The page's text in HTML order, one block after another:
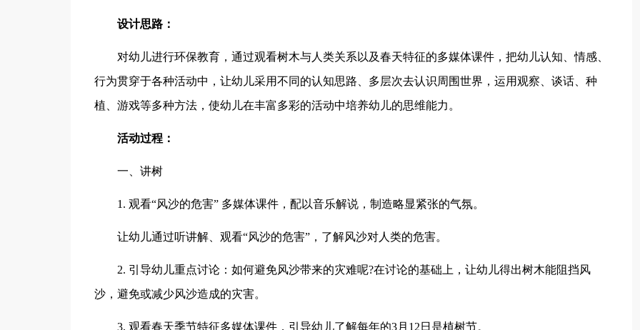
设计思路：
对幼儿进行环保教育，通过观看树木与人类关系以及春天特征的多媒体课件，把幼儿认知、情感、
行为贯穿于各种活动中，让幼儿采用不同的认知思路、多层次去认识周围世界，运用观察、谈话、种
植、游戏等多种方法，使幼儿在丰富多彩的活动中培养幼儿的思维能力。
活动过程：
一、讲树
1. 观看“风沙的危害” 多媒体课件，配以音乐解说，制造略显紧张的气氛。
让幼儿通过听讲解、观看“风沙的危害”，了解风沙对人类的危害。
2. 引导幼儿重点讨论：如何避免风沙带来的灾难呢?在讨论的基础上，让幼儿得出树木能阻挡风
沙，避免或减少风沙造成的灾害。
3. 观看春天季节特征多媒体课件，引导幼儿了解每年的3月12日是植树节。